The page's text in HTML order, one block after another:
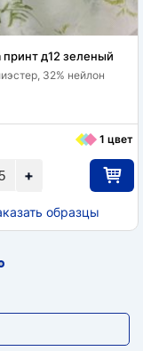
принт д12 зеленый
32% нейлон
+
1 цвет
образцы